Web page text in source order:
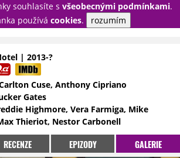
souhlasíte s všeobecnými podmínkami.
používá cookies. rozumím
PŘIHLÁSIT
| 2013-?
Cuse, Anthony Cipriano
Gates
Highmore, Vera Farmiga, Mike
Thieriot, Nestor Carbonell
RECENZE EPIZODY GALERIE